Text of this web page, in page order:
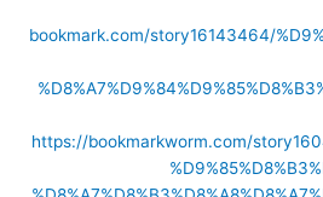
bookmark.com/story16143464/
https://bookmarkworm.com/